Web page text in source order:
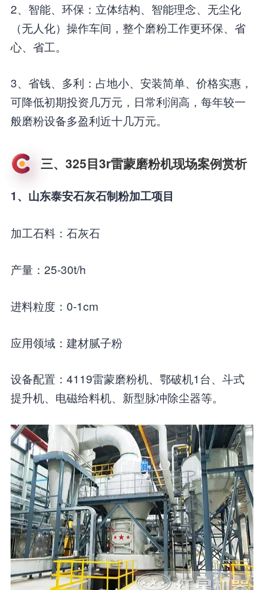
2、智能、环保：立体结构、智能理念、无尘化
（无人化）操作车间，整个磨粉工作更环保、省
心、省工。
3、省钱、多利：占地小、安装简单、价格实惠，
可降低初期投资几万元，日常利润高，每年较一
般磨粉设备多盈利近十几万元。
三、325目3r雷蒙磨粉机现场案例赏析
1、山东泰安石灰石制粉加工项目
加工石料：石灰石
产量：25-30t/h
进料粒度：0-1cm
应用领域：建材腻子粉
设备配置：4119雷蒙磨粉机、鄂破机1台、斗式
提升机、电磁给料机、新型脉冲除尘器等。